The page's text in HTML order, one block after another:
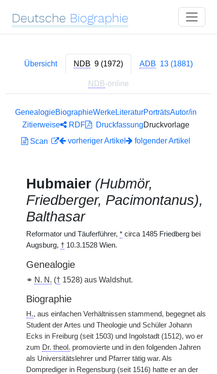
Deutsche Biographie
Übersicht NDB 9 (1972) ADB 13 (1881)
NDB-online
GenealogieBiographieWerkeLiteraturPorträtsAutor/in
Zitierweise
RDF DruckfassungDruckvorlage
Scan
vorheriger Artikel folgender Artikel
Hubmaier (Hubmör,
Friedberger, Pacimontanus),
Balthasar
Reformator und Täuferführer, * circa 1485 Friedberg bei
Augsburg, † 10.3.1528 Wien.
Genealogie
⚭ N. N. († 1528) aus Waldshut.
Biographie
H., aus einfachen Verhältnissen stammend, begegnet als
Student der Artes und Theologie und Schüler Johann
Ecks in Freiburg (seit 1503) und Ingolstadt (1512), wo er
zum Dr. theol. promovierte und in den folgenden Jahren
als Universitätslehrer und Pfarrer tätig war. Als
Domprediger in Regensburg (seit 1516) hatte er an der